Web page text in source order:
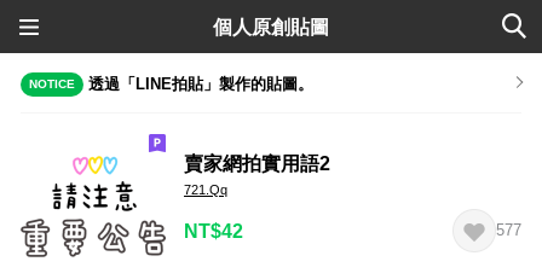
個人原創貼圖
NOTICE 透過「LINE拍貼」製作的貼圖。
賣家網拍實用語2
721.Qq
NT$42 577